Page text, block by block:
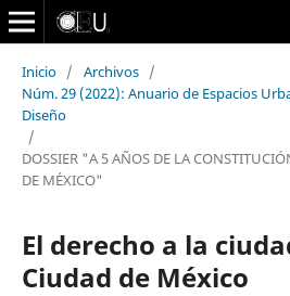
Inicio / Archivos /
Núm. 29 (2022): Anuario de Espacios
Diseño
/
DOSSIER "A 5 AÑOS DE LA
DE MÉXICO"
El derecho a la
Ciudad de México